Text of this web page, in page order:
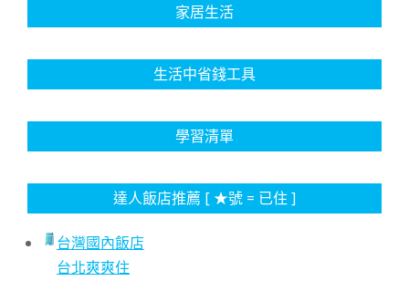
家居生活
生活中省錢工具
學習清單
達人飯店推薦 [ ★號 = 已住 ]
台灣國內飯店
台北爽爽住